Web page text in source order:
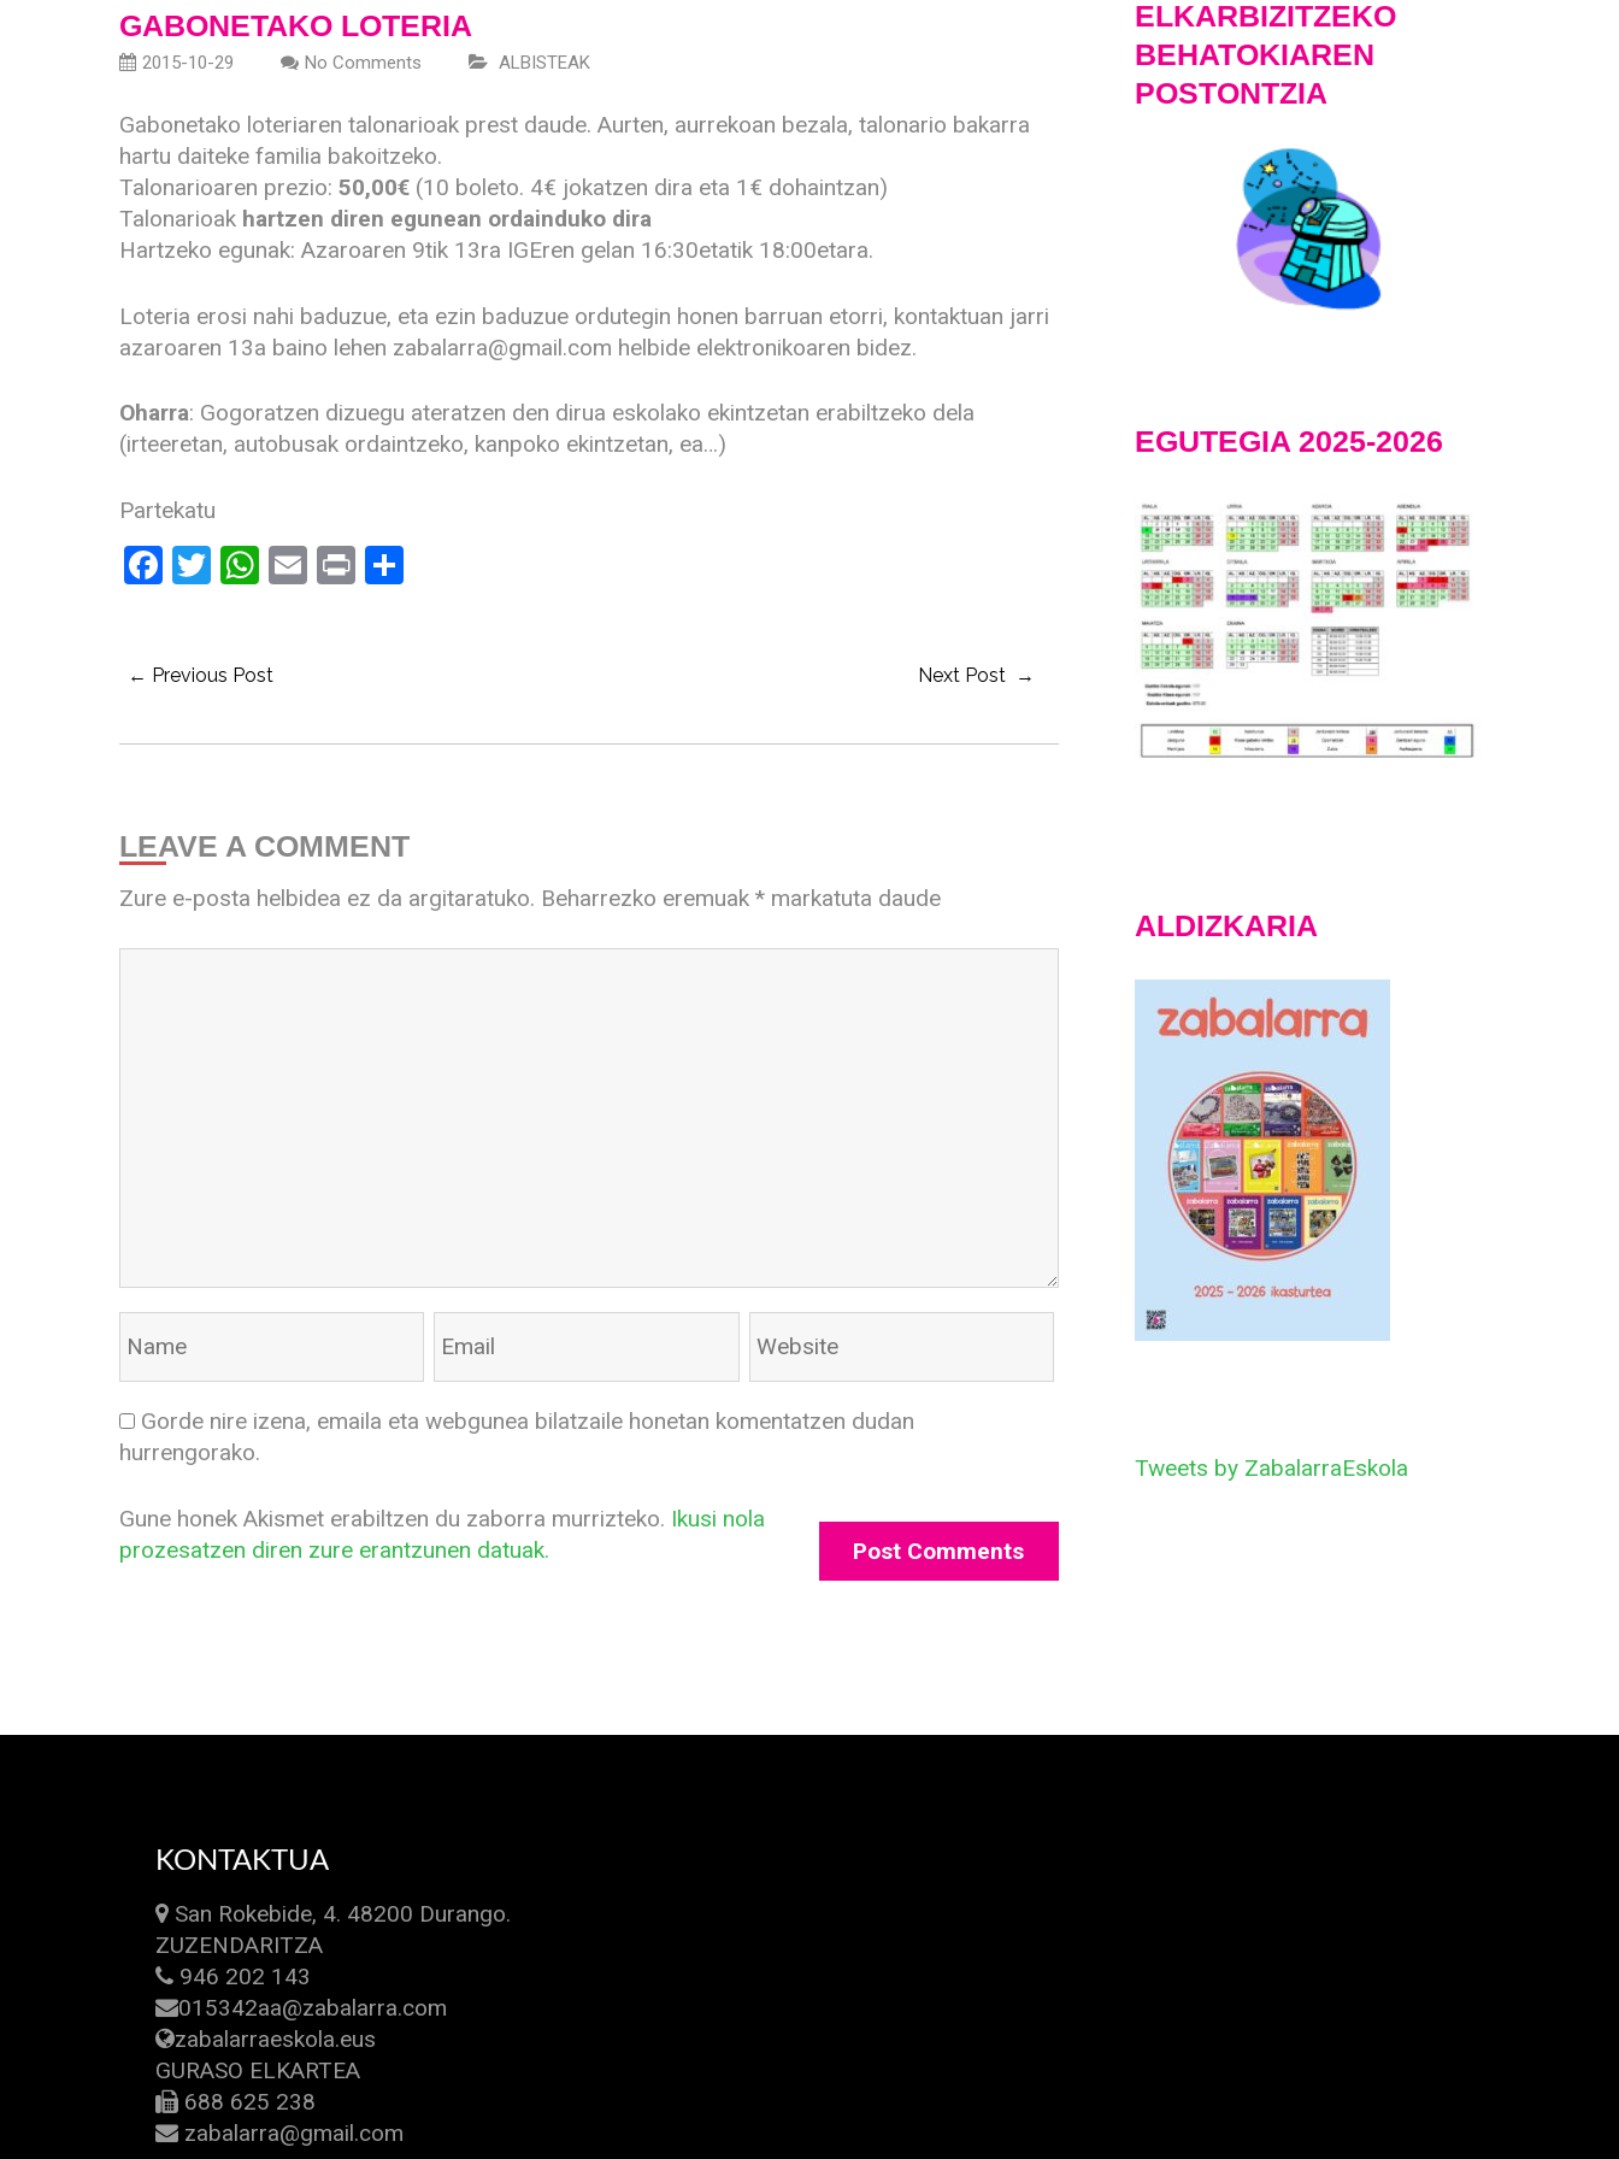
GABONETAKO LOTERIA
2015-10-29 No Comments ALBISTEAK
Gabonetako loteriaren talonarioak prest daude. Aurten, aurrekoan bezala, talonario bakarra
hartu daiteke familia bakoitzeko.
Talonarioaren prezio: 50,00€(10 boleto. 4€ jokatzen dira eta 1€ dohaintzan)
Talonarioak hartzen diren egunean ordainduko dira
Hartzeko egunak: Azaroaren 9tik 13ra IGEren gelan 16:30etatik 18:00etara.
Loteria erosi nahi baduzue, eta ezin baduzue ordutegin honen barruan etorri, kontaktuan jarri
azaroaren 13a baino lehen zabalarra@gmail.com helbide elektronikoaren bidez.
Oharra: Gogoratzen dizuegu ateratzen den dirua eskolako ekintzetan erabiltzeko dela
(irteeretan, autobusak ordaintzeko, kanpoko ekintzetan, ea…)
Partekatu
Facebook
Twitter
WhatsApp
Email
PrintShare
← Previous Post Next Post →
LEAVE A COMMENT
Zure e-posta helbidea ez da argitaratuko. Beharrezko eremuak *markatuta daude
Gorde nire izena, emaila eta webgunea bilatzaile honetan komentatzen dudan
hurrengorako.
Gune honek Akismet erabiltzen du zaborra murrizteko. Ikusi nola
prozesatzen diren zure erantzunen datuak.
ELKARBIZITZEKO
BEHATOKIAREN
POSTONTZIA
EGUTEGIA 2025-2026
ALDIZKARIA
Tweets by ZabalarraEskola
KONTAKTUA
San Rokebide, 4. 48200 Durango.
ZUZENDARITZA
946 202 143
015342aa@zabalarra.com
zabalarraeskola.eus
GURASO ELKARTEA
688 625 238
zabalarra@gmail.com